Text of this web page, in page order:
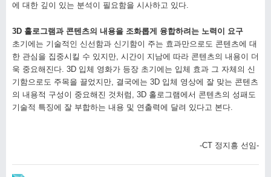
에 대한 깊이 있는 분석이 필요함을 시사하고 있다.
3D 홀로그램과 콘텐츠의 내용을 조화롭게 융합하려는 노력이 요구
초기에는 기술적인 신선함과 신기함이 주는 효과만으로도 콘텐츠에 대
한 관심을 집중시킬 수 있지만, 시간이 지남에 따라 콘텐츠의 내용이 더
욱 중요해진다. 3D 입체 영화가 등장 초기에는 입체 효과 그 자체의 신
기함으로도 주목을 끌었지만, 결국에는 3D 입체 영상에 잘 맞는 콘텐츠
의 내용적 구성이 중요해진 것처럼 , 3D 홀로그램에서 콘텐츠의 성패도
기술적 특징에 잘 부합하는 내용 및 연출력에 달려 있다고 본다.
-CT 정지흥 선임-